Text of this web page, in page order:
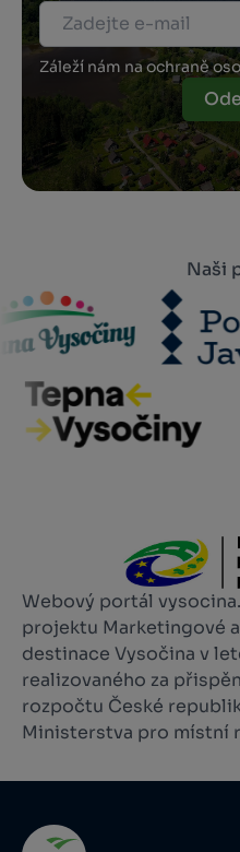
Záleží nám na ochraně
Naši
Webový portál
projektu Marketingové
destinace Vysočina v
realizovaného za
rozpočtu České
Ministerstva pro místní